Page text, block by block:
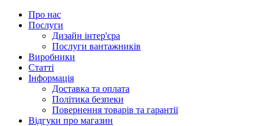
Про нас
Послуги
Дизайн інтер'єра
Послуги вантажників
Виробники
Статті
Інформація
Доставка та оплата
Політика безпеки
Повернення товарів та гарантії
Відгуки про магазин